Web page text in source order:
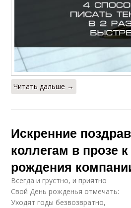
Читать дальше →
Искренние
коллегам в прозе
рождения
Всегда и грустно, и приятно
Свой День рожденья отмечать:
Уходят годы безвозвратно,